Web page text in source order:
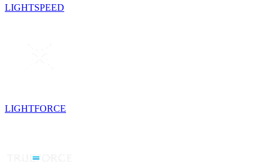
LIGHTSPEED
LIGHTFORCE